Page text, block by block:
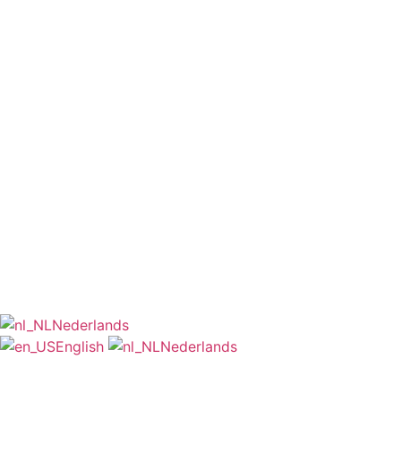
Nederlands
English
Nederlands